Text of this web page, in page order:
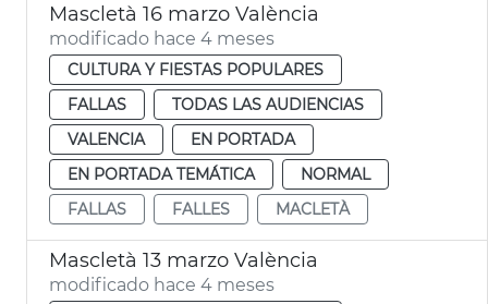
Mascletà 16 marzo València
modificado hace 4 meses
CULTURA Y FIESTAS POPULARES
FALLAS
TODAS LAS AUDIENCIAS
VALENCIA
EN PORTADA
EN PORTADA TEMÁTICA
NORMAL
FALLAS
FALLES MACLETÀ
Mascletà 13 marzo València
modificado hace 4 meses